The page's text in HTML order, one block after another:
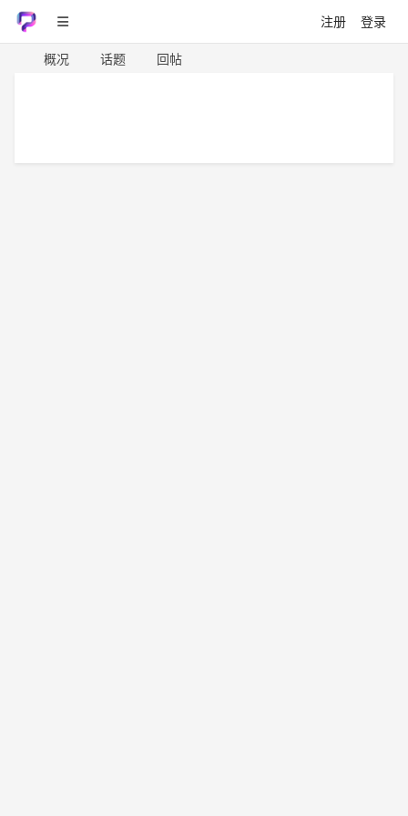
注册 登录
概况 话题 回帖